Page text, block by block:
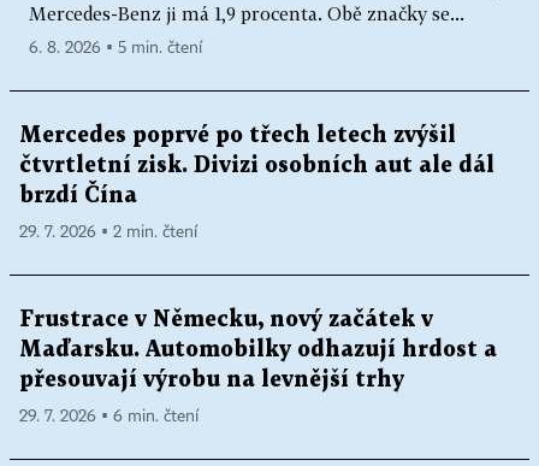
Mercedes-Benz ji má 1,9 procenta. Obě značky se...
6. 8. 2026 ▪ 5 min. čtení
Mercedes poprvé po třech letech zvýšil
čtvrtletní zisk. Divizi osobních aut ale dál
brzdí Čína
29. 7. 2026 ▪ 2 min. čtení
Frustrace v Německu, nový začátek v
Maďarsku. Automobilky odhazují hrdost a
přesouvají výrobu na levnější trhy
29. 7. 2026 ▪ 6 min. čtení